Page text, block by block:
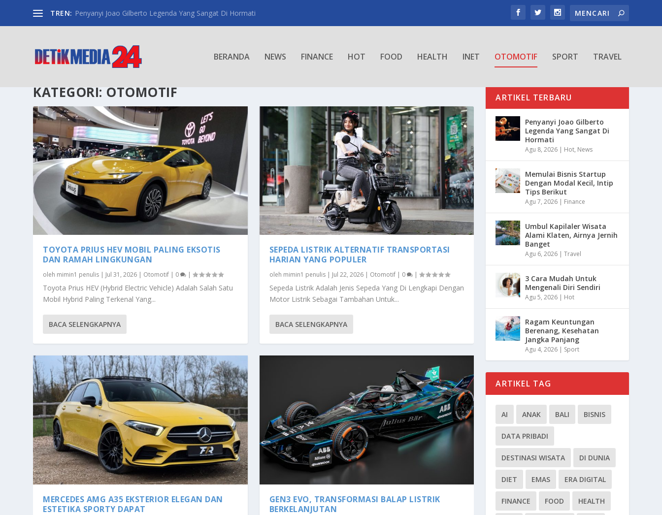
TREN: Penyanyi Joao Gilberto Legenda Yang Sangat Di Hormati
BERANDA NEWS FINANCE HOT FOOD HEALTH INET OTOMOTIF SPORT TRAVEL
KATEGORI: OTOMOTIF
TOYOTA PRIUS HEV MOBIL PALING EKSOTIS
DAN RAMAH LINGKUNGAN
oleh mimin1 penulis | Jul 31, 2026 | Otomotif | 0 |
Toyota Prius HEV (Hybrid Electric Vehicle) Adalah Salah Satu
Mobil Hybrid Paling Terkenal Yang...
BACA SELENGKAPNYA
MERCEDES AMG A35 EKSTERIOR ELEGAN DAN
ESTETIKA SPORTY DAPAT
SEPEDA LISTRIK ALTERNATIF TRANSPORTASI
HARIAN YANG POPULER
oleh mimin1 penulis| Jul 22, 2026| Otomotif| 0 |
Sepeda Listrik Adalah Jenis Sepeda Yang Di Lengkapi Dengan
Motor Listrik Sebagai Tambahan Untuk...
BACA SELENGKAPNYA
GEN3 EVO, TRANSFORMASI BALAP LISTRIK
BERKELANJUTAN
ARTIKEL TERBARU
Penyanyi Joao Gilberto
Legenda Yang Sangat Di
Hormati
Agu 8, 2026 | Hot, News
Memulai Bisnis Startup
Dengan Modal Kecil, Intip
Tips Berikut
Agu 7, 2026 | Finance
Umbul Kapilaler Wisata
Alami Klaten, Airnya Jernih
Banget
Agu 6, 2026 |Travel
3 Cara Mudah Untuk
Mengenali Diri Sendiri
Agu 5, 2026 | Hot
Ragam Keuntungan
Berenang, Kesehatan
Jangka Panjang
Agu 4, 2026 | Sport
ARTIKEL TAG
AI ANAK BALI BISNIS
DATA PRIBADI
DESTINASI WISATA DI DUNIA
DIET EMAS ERA DIGITAL
FINANCE FOOD HEALTH